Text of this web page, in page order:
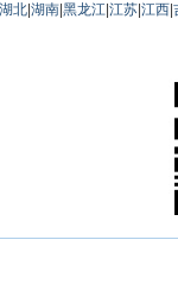
湖北 湖南 黑龙江 江苏 江西